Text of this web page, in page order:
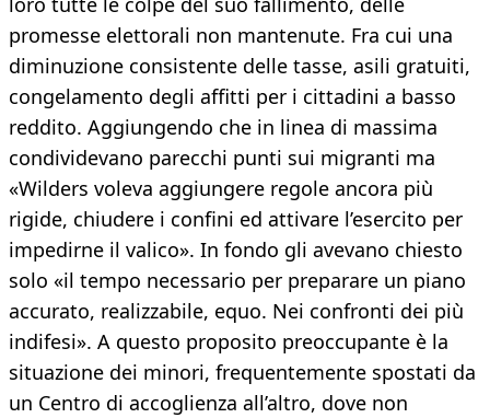
promesse elettorali non mantenute. Fra cui una
diminuzione consistente delle tasse, asili gratuiti,
congelamento degli affitti per i cittadini a basso
reddito. Aggiungendo che in linea di massima
condividevano parecchi punti sui migranti ma
«Wilders voleva aggiungere regole ancora più
rigide, chiudere i confini ed attivare l’esercito per
impedirne il valico». In fondo gli avevano chiesto
solo «il tempo necessario per preparare un piano
accurato, realizzabile, equo. Nei confronti dei più
indifesi». A questo proposito preoccupante è la
situazione dei minori, frequentemente spostati da
un Centro di accoglienza all’altro, dove non